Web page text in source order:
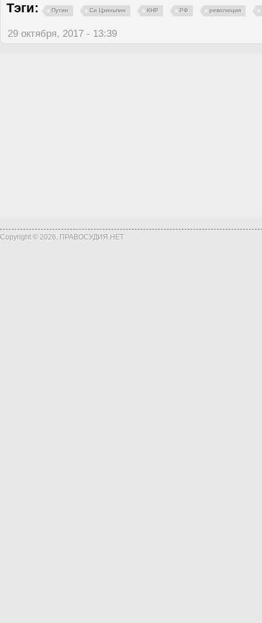
Тэги:
Путин Си Цзиньпин КНР РФ революция
29 октября, 2017 - 13:39
Copyright © 2026, ПРАВОСУДИЯ.НЕТ